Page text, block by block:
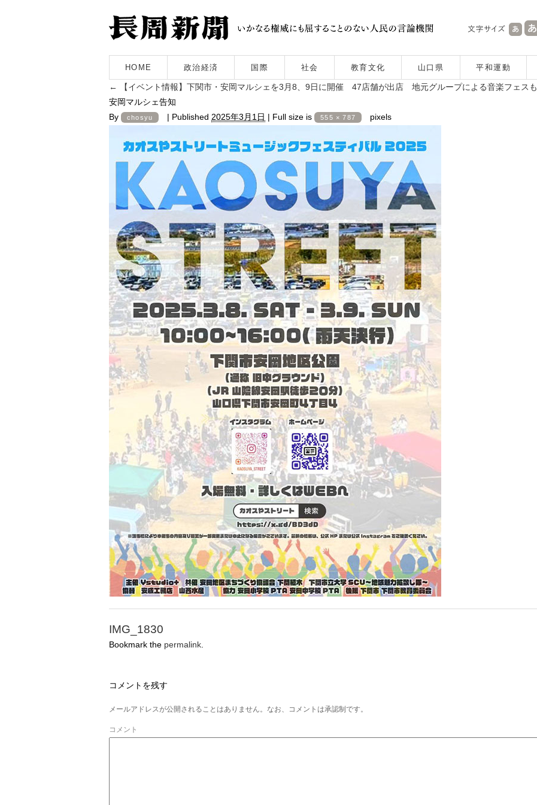
HOME 政治経済 国際 社会 教育文化 山口県 平和運動
←
【イベント情報】下関市・安岡マルシェを3月8、9日に開催 47店舗が出店 地元グループによる音楽フェスも
安岡マルシェ告知
By
chosyu | Published 2025年3月1日 | Full size is 555 × 787 pixels
IMG_1830
Bookmark the permalink
コメントを残す
メールアドレスが公開されることはありません。なお、コメントは承認制です。
コメント